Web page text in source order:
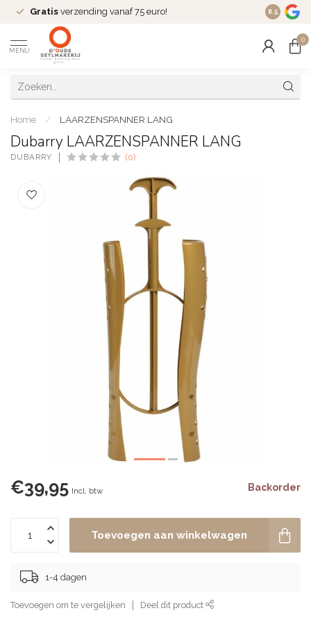
Gratis verzending vanaf 75 euro! Dé
8.5
MENU
0
Home / LAARZENSPANNER LANG
Dubarry LAARZENSPANNER LANG
DUBARRY (0)
€39,95 Incl. btw Backorder
Toevoegen aan winkelwagen
1-4 dagen
Toevoegen om te vergelijken Deel dit product